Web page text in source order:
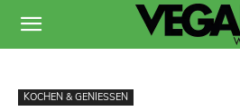
KOCHEN & GENIESSEN